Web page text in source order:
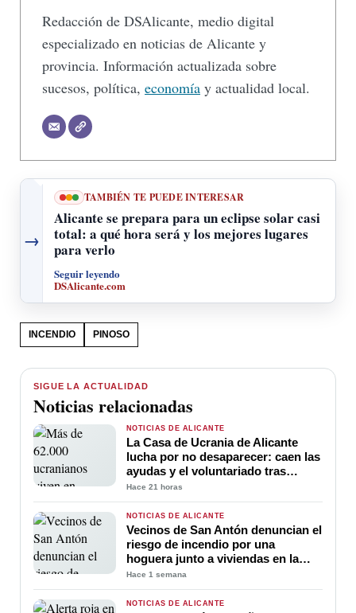
Redacción de DSAlicante, medio digital
especializado en noticias de Alicante y
provincia. Información actualizada sobre
sucesos, política, economía y actualidad local.
→
TAMBIÉN TE PUEDE INTERESAR
Alicante se prepara para un eclipse solar casi
total: a qué hora será y los mejores lugares
para verlo
Seguir leyendo
DSAlicante.com
INCENDIO PINOSO
SIGUE LA ACTUALIDAD
Noticias relacionadas
NOTICIAS DE ALICANTE
La Casa de Ucrania de Alicante
lucha por no desaparecer: caen las
ayudas y el voluntariado tras
cuatro años de guerra
Hace 21 horas
NOTICIAS DE ALICANTE
Vecinos de San Antón denuncian el
riesgo de incendio por una
hoguera junto a viviendas en la
calle Peligros
Hace 1 semana
NOTICIAS DE ALICANTE